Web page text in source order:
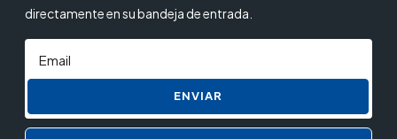
directamente en su bandeja de entrada.
ENVIAR